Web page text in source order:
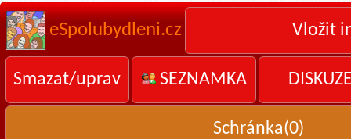
eSpolubydleni.cz Vložit
Smazat/uprav SEZNAMKA
Schránka(0)